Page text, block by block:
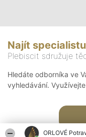
ORLOVÉ
Najít specialistu
Plebiscit sdružuje
Hledáte odborníka ve
vyhledávání.